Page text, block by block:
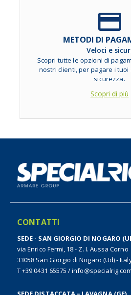
METODI DI
Veloci e
Scopri tutte le opzioni di
nostri clienti, per pagare i tuoi
sicurezza.
Scopri di più
CONTATTI
SEDE - SAN GIORGIO DI NOGARO
via Enrico Fermi, 18 - Z. I. Aussa Corno
33058 San Giorgio di Nogaro (Ud) -
T +39 0431 65575 /info@specialrig.com